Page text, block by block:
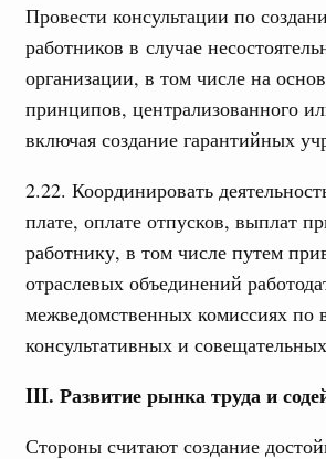
Провести консультации по
работников в случае
организации, в том числе на
принципов, централизованного
включая создание гарантийных
2.22. Координировать
плате, оплате отпусков, выплат
работнику, в том числе путем
отраслевых объединений
межведомственных комиссиях по
консультативных и
III. Развитие рынка труда и
Стороны считают создание